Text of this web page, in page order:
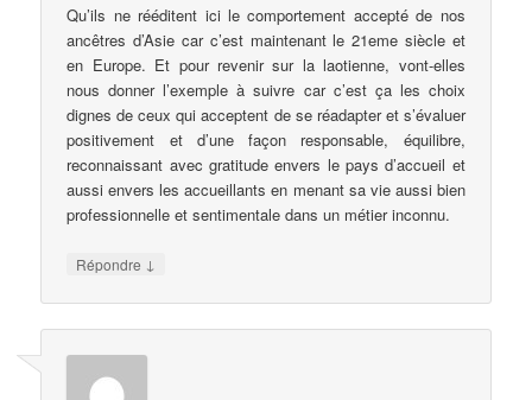
Qu’ils ne rééditent ici le comportement accepté de nos
ancêtres d’Asie car c’est maintenant le 21eme siècle et
en Europe. Et pour revenir sur la laotienne, vont-elles
nous donner l’exemple à suivre car c’est ça les choix
dignes de ceux qui acceptent de se réadapter et s’évaluer
positivement et d’une façon responsable, équilibre,
reconnaissant avec gratitude envers le pays d’accueil et
aussi envers les accueillants en menant sa vie aussi bien
professionnelle et sentimentale dans un métier inconnu.
Répondre ↓